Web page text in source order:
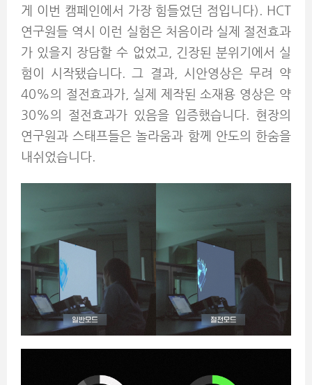
게 이번 캠페인에서 가장 힘들었던 점입니다). HCT
연구원들 역시 이런 실험은 처음이라 실제 절전효과
가 있을지 장담할 수 없었고, 긴장된 분위기에서 실
험이 시작됐습니다. 그 결과, 시안영상은 무려 약
40%의 절전효과가, 실제 제작된 소재용 영상은 약
30%의 절전효과가 있음을 입증했습니다. 현장의
연구원과 스태프들은 놀라움과 함께 안도의 한숨을
내쉬었습니다.